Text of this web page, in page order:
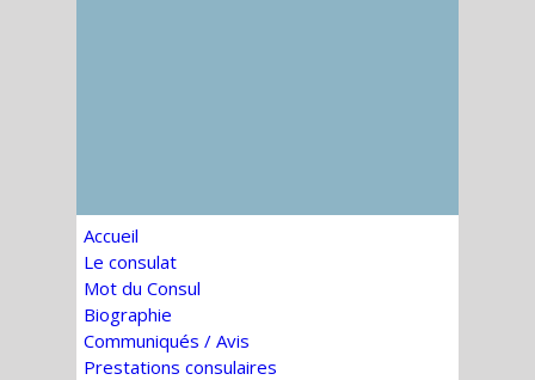
Accueil
Le consulat
Mot du Consul
Biographie
Communiqués / Avis
Prestations consulaires